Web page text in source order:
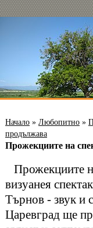
Начало » Любопитно »
продължава
Прожекциите на
Прожекциите
визуанея
Търнов - звук и
Царевград ще